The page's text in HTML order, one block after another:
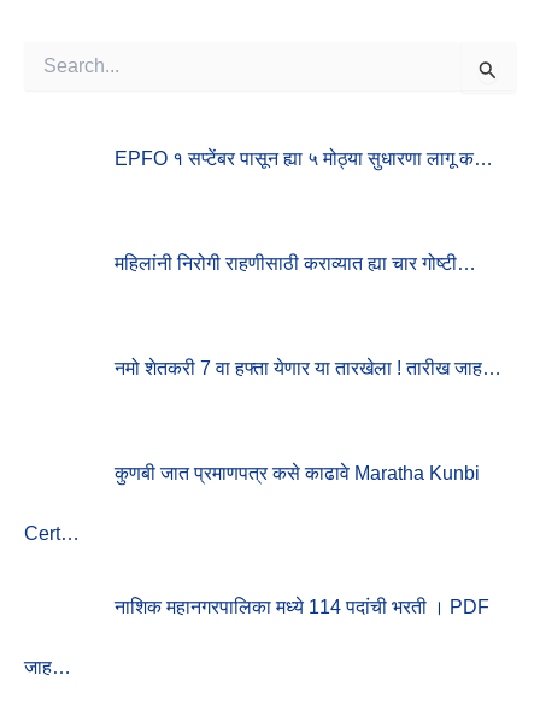
EPFO १ सप्टेंबर पासून ह्या ५ मोठ्या सुधारणा लागू क…
महिलांनी निरोगी राहणीसाठी कराव्यात ह्या चार गोष्टी…
नमो शेतकरी 7 वा हफ्ता येणार या तारखेला ! तारीख जाह…
कुणबी जात प्रमाणपत्र कसे काढावे Maratha Kunbi
Cert…
नाशिक महानगरपालिका मध्ये 114 पदांची भरती । PDF
जाह…